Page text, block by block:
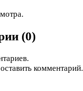
(0)
комментарий.